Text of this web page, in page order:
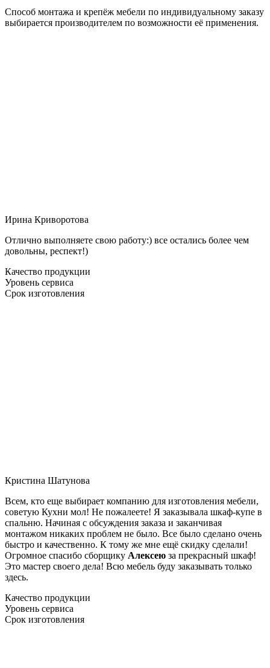
Способ монтажа и крепёж мебели по индивидуальному заказу
выбирается производителем по возможности её применения.
Ирина Криворотова
Отлично выполняете свою работу:) все остались более чем
довольны, респект!)
Качество продукции
Уровень сервиса
Срок изготовления
Кристина Шатунова
Всем, кто еще выбирает компанию для изготовления мебели,
советую Кухни мол! Не пожалеете! Я заказывала шкаф-купе в
спальню. Начиная с обсуждения заказа и заканчивая
монтажом никаких проблем не было. Все было сделано очень
быстро и качественно. К тому же мне ещё скидку сделали!
Огромное спасибо сборщику Алексею за прекрасный шкаф!
Это мастер своего дела! Всю мебель буду заказывать только
здесь.
Качество продукции
Уровень сервиса
Срок изготовления